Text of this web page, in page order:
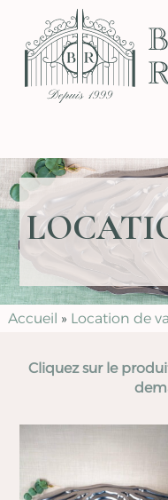
Accueil » Location de
Cliquez sur le